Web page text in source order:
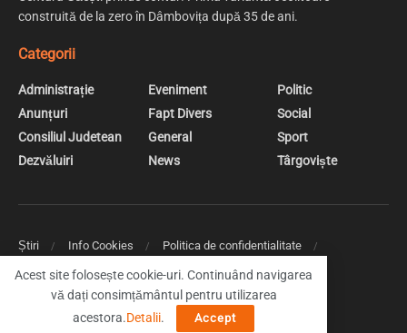
construită de la zero în Dâmbovița după 35 de ani.
Categorii
Administrație
Anunțuri
Consiliul Judetean
Dezvăluiri
Eveniment
Fapt Divers
General
News
Politic
Social
Sport
Târgoviște
Știri Info Cookies
Politica de confidentialitate
© 2019 DambovitaNews - Cele mai noi stiri din Dambovita
Acest site folosește cookie-uri. Continuând navigarea
vă dați consimțământul pentru utilizarea
acestora.Detalii. Accept